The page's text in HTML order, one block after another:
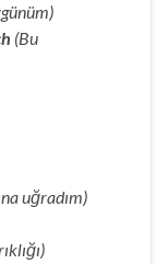
(Bu
uğradım)